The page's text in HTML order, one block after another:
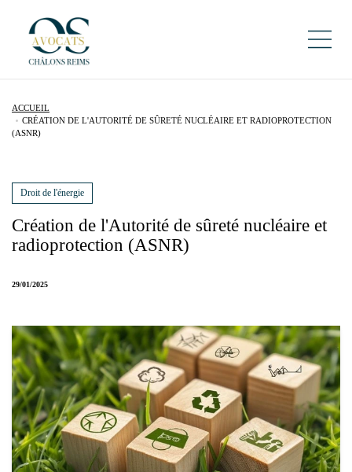
ACCUEIL
CRÉATION DE L'AUTORITÉ DE SÛRETÉ NUCLÉAIRE ET RADIOPROTECTION
(ASNR)
Création de l'Autorité de sûreté nucléaire et
radioprotection (ASNR)
29/01/2025
Droit de l'énergie